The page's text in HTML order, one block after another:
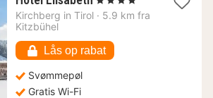
nat
kr.
Kirchberg in Tirol · 5.9 km fra
Kitzbühel
Lås op rabat
Svømmepøl
Gratis Wi-Fi